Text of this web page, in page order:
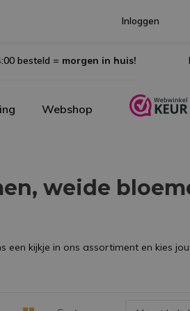
Inloggen
besteld = morgen in huis!
Webshop
weide
een kijkje in ons assortiment en kies